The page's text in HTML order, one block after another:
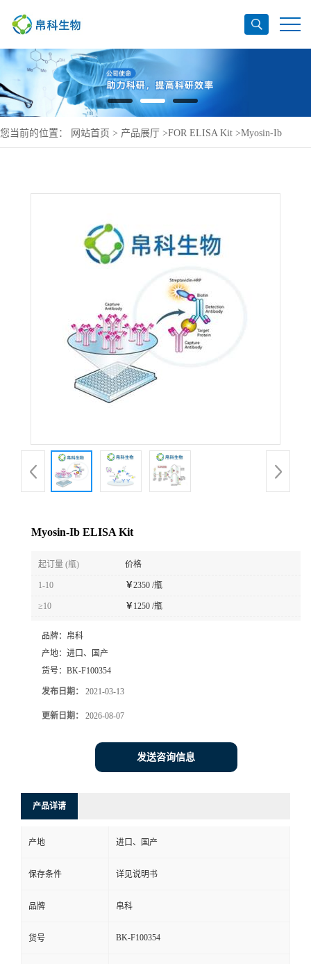
您当前的位置： 网站首页 > 产品展厅 >FOR ELISA Kit >Myosin-Ib
Myosin-Ib ELISA Kit
起订量 (瓶) 价格
1-10 ￥2350 /瓶
≥10 ￥ 1250 /瓶
品牌： 帛科
产地： 进口、国产
货号： BK-F100354
发布日期： 2021-03-13
更新日期： 2026-08-07
发送咨询信息
产品详请
产地 进口、国产
保存条件 详见说明书
品牌 帛科
货号 BK-F100354